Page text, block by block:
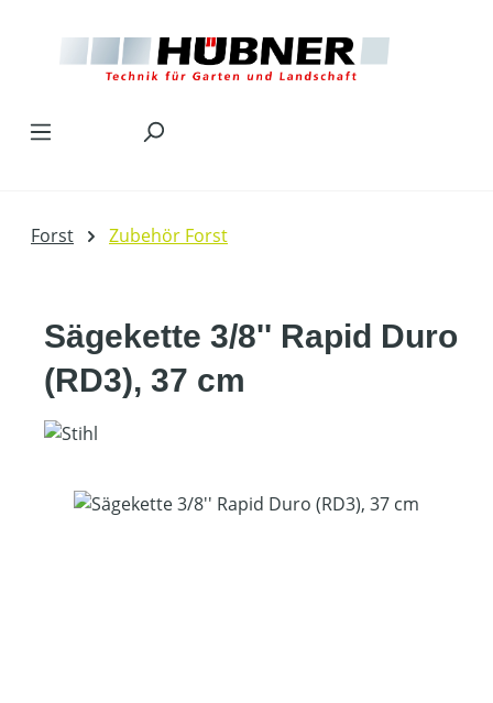
Forst Zubehör Forst
Sägekette 3/8'' Rapid Duro
(RD3), 37 cm
Bildergalerie überspringen